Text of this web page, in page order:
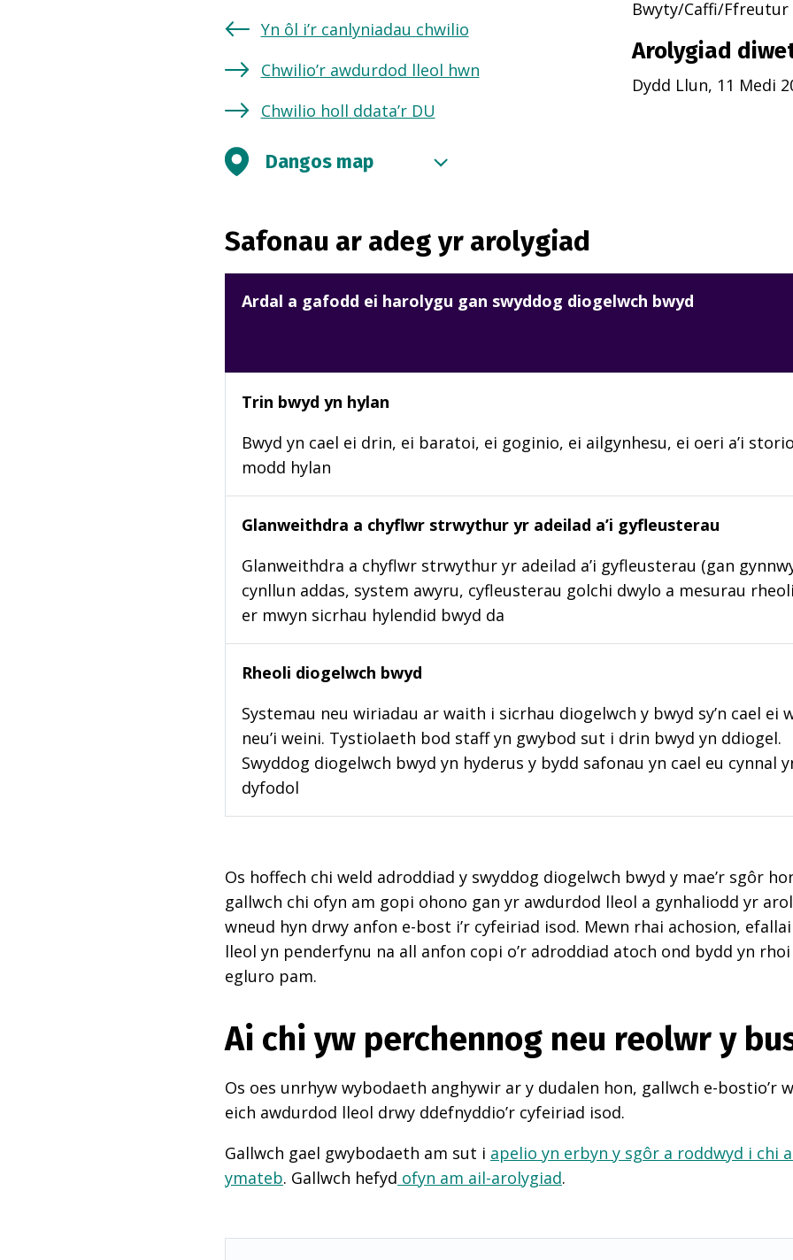
Yn ôl i’r canlyniadau chwilio
Chwilio’r awdurdod lleol hwn
Chwilio holl ddata’r DU
Bwyty/Caffi/Ffreutur
Arolygiad
Dydd Llun, 11 Medi
Dangos map
Safonau ar adeg yr arolygiad
Ardal a gafodd ei harolygu gan swyddog diogelwch bwyd
Trin bwyd yn hylan
Bwyd yn cael ei drin, ei baratoi, ei goginio, ei ailgynhesu, ei oeri a’i
modd hylan
Glanweithdra a chyflwr strwythur yr adeilad a’i gyfleusterau
Glanweithdra a chyflwr strwythur yr adeilad a’i gyfleusterau (gan
cynllun addas, system awyru, cyfleusterau golchi dwylo a mesurau
er mwyn sicrhau hylendid bwyd da
Rheoli diogelwch bwyd
Systemau neu wiriadau ar waith i sicrhau diogelwch y bwyd sy’n cael ei
neu’i weini. Tystiolaeth bod staff yn gwybod sut i drin bwyd yn ddiogel.
Swyddog diogelwch bwyd yn hyderus y bydd safonau yn cael eu cynnal
dyfodol
Os hoffech chi weld adroddiad y swyddog diogelwch bwyd y mae’r sgôr
gallwch chi ofyn am gopi ohono gan yr awdurdod lleol a gynhaliodd yr
wneud hyn drwy anfon e-bost i’r cyfeiriad isod. Mewn rhai achosion,
lleol yn penderfynu na all anfon copi o’r adroddiad atoch ond bydd yn
egluro pam.
Ai chi yw perchennog neu reolwr y
Os oes unrhyw wybodaeth anghywir ar y dudalen hon, gallwch e-bostio’r
eich awdurdod lleol drwy ddefnyddio’r cyfeiriad isod.
Gallwch gael gwybodaeth am sut i apelio yn erbyn y sgôr a roddwyd i chi
ymateb. Gallwch hefyd ofyn am ail-arolygiad.